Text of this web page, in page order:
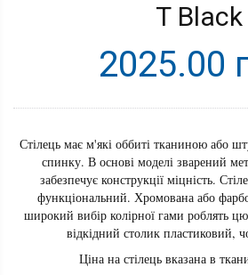
Т Black
2025.00
Стілець має м'які оббиті тканиною або
спинку. В основі моделі зварений
забезпечує конструкції міцність.
функціональний. Хромована або
широкий вибір колірної гами роблять
відкідний столик пластиковий,
Ціна на стілець вказана в